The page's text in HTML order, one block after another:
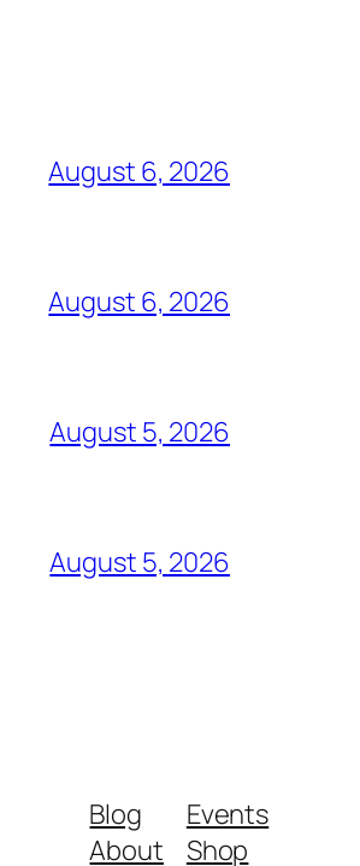
August 6, 2026
August 6, 2026
August 5, 2026
August 5, 2026
Blog
About
Events
Shop